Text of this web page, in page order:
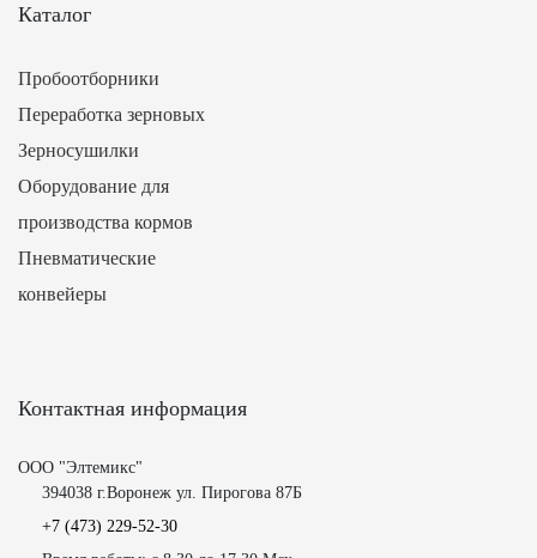
Каталог
Пробоотборники
Переработка зерновых
Зерносушилки
Оборудование для
производства кормов
Пневматические
конвейеры
Контактная информация
ООО "Элтемикс"
394038 г.Воронеж ул. Пирогова 87Б
+7 (473) 229-52-30